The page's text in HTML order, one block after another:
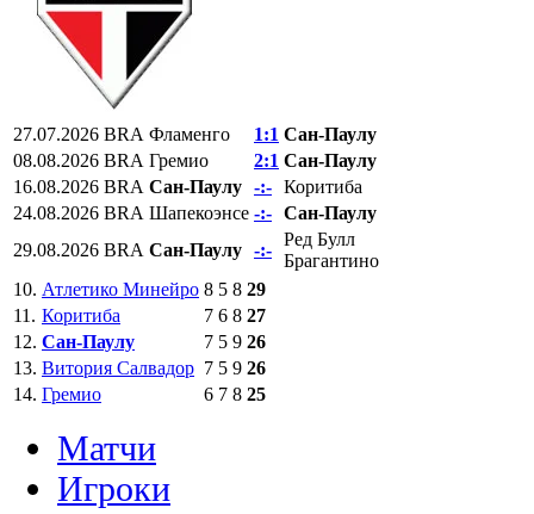
27.07.2026 BRA Фламенго 1:1 Сан-Паулу
08.08.2026 BRA Гремио 2:1 Сан-Паулу
16.08.2026 BRA Сан-Паулу -:- Коритиба
24.08.2026 BRA Шапекоэнсе -:- Сан-Паулу
29.08.2026 BRA Сан-Паулу -:-
Ред Булл
Брагантино
10. Атлетико Минейро 8 5 8 29
11. Коритиба 7 6 8 27
12. Сан-Паулу 7 5 9 26
13. Витория Салвадор 7 5 9 26
14. Гремио 6 7 8 25
Матчи
Игроки